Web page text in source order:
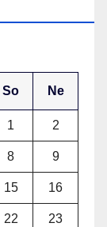
So Ne
1 2
8 9
15 16
22 23